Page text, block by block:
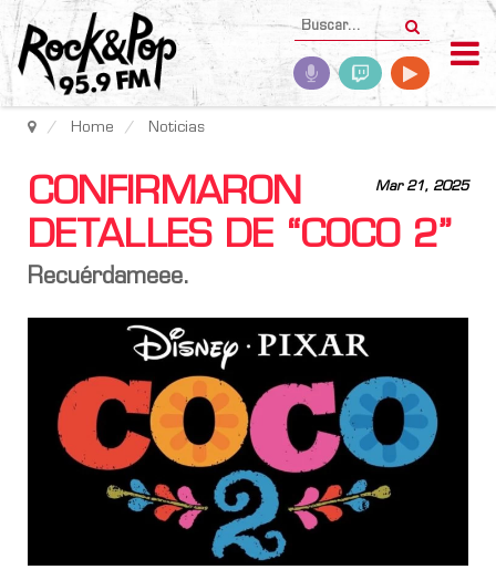
Home Noticias
Mar 21, 2025
CONFIRMARON
DETALLES DE “COCO 2”
Recuérdameee.